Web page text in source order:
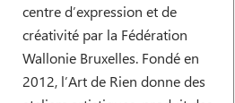
centre d’expression et de
créativité par la Fédération
Wallonie Bruxelles. Fondé en
2012, l’Art de Rien donne des